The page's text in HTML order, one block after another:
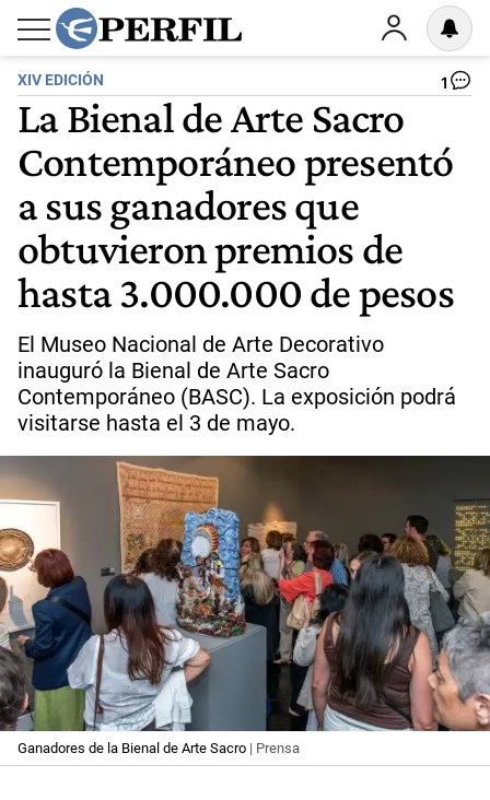
XIV EDICIÓN 1
La Bienal de Arte Sacro
Contemporáneo presentó
a sus ganadores que
obtuvieron premios de
hasta 3.000.000 de pesos
El Museo Nacional de Arte Decorativo
inauguró la Bienal de Arte Sacro
Contemporáneo (BASC). La exposición podrá
visitarse hasta el 3 de mayo.
Ganadores de la Bienal de Arte Sacro | Prensa